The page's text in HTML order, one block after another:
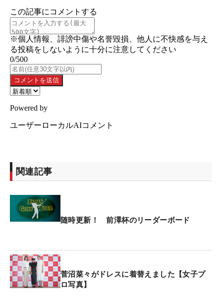
関連記事
随時更新！ 前澤杯のリーダーボード
菅沼菜々がドレスに着替えました【女子プ
ロ写真】